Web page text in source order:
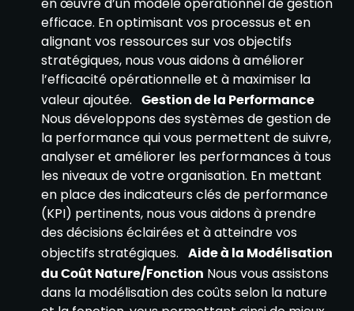
efficace. En optimisant vos processus et en
alignant vos ressources sur vos objectifs
stratégiques, nous vous aidons à améliorer
l’efficacité opérationnelle et à maximiser la
valeur ajoutée. Gestion de la Performance
Nous développons des systèmes de gestion de
la performance qui vous permettent de suivre,
analyser et améliorer les performances à tous
les niveaux de votre organisation. En mettant
en place des indicateurs clés de performance
(KPI) pertinents, nous vous aidons à prendre
des décisions éclairées et à atteindre vos
objectifs stratégiques. Aide à la Modélisation
du Coût Nature/Fonction Nous vous assistons
dans la modélisation des coûts selon la nature